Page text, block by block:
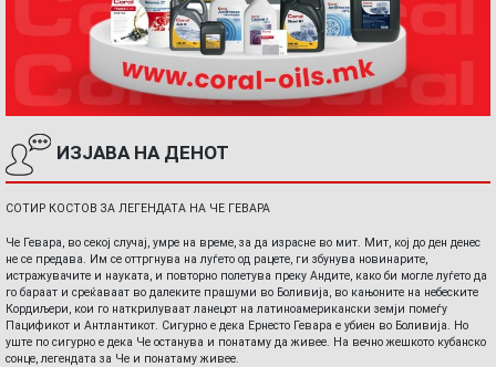
ИЗЈАВА НА ДЕНОТ
СОТИР КОСТОВ ЗА ЛЕГЕНДАТА НА ЧЕ ГЕВАРА
Че Гевара, во секој случај, умре на време, за да израсне во мит. Мит, кој до ден денес
не се предава. Им се оттргнува на луѓето од рацете, ги збунува новинарите,
истражувачите и науката, и повторно полетува преку Андите, како би могле луѓето да
го бараат и среќаваат во далеките прашуми во Боливија, во кањоните на небеските
Кордиљери, кои го наткрилуваат ланецот на латиноамерикански земји помеѓу
Пацификот и Антлантикот. Сигурно е дека Ернесто Гевара е убиен во Боливија. Но
уште по сигурно е дека Че останува и понатаму да живее. На вечно жешкото кубанско
сонце, легендата за Че и понатаму живее.